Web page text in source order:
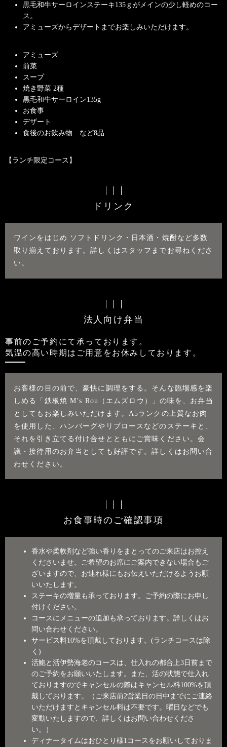
黒毛和牛サーロインステーキ135ｇがメインの少し軽めのコー
ス。
アミューズからデザートまでお楽しみいただけます。
アミューズ
前菜
スープ
焼き野菜 2種
黒毛和牛サーロイン135g
お食事
デザート
食後のお飲み物 など8品
【ランチ限定コース】
ドリンク
ワインをはじめ ソフトドリンク・日本酒・焼酎など多数
取り揃えております。詳しくはスタッフまでお尋ねくださ
い。
法人向け弁当
事前のご予約にて承っております。
気温の高い時期はご用意をお休みしております。
お客様の目の前で、豪快に調理をする。そんな臨場感を楽
しめる「鉄板焼 M’s Rou（エムズロウ）」の味を、お弁当
としてもお楽しみいただけます。A5ランクの上質なお肉
を使用した、ハンバーグやリブロースなどのステーキと、
それを引き立てる付け合せとともにご賞味ください。会
議・接待用のお弁当としても好評です。詳しくはお問い合
わせください。
お食事時のご確認事項
香水や柔軟剤など強い香りをまとってのご来店はお控え
くださいませ。ご希望のお席にご案内できない場合もご
ざいますので、お連れ様にもお伝えいただけるようお願
いいたします。
ステーキの増量も承っております。ご予約の際にお申し
付けください。
コースにメニューの追加も承っております。詳しくはお
問い合わせください。
サービス料10%を頂戴しております。(ランチコースは除
く)
活鮑と活伊勢海老のコースは、仕入れの都合上3日前まで
のご予約をお願いいたします。また、活の状態で仕入れ
ておりますのでキャンセルの際はキャンセル料100%を頂
戴しております。（ご来店前2営業日の日中までにご連絡
いただけますとキャンセル料は不要です。曜日などでも
変動いたしますので、詳しくはお問い合わせくださ
い。）
ディナータイムはおひとり様1コースをお願いしておりま